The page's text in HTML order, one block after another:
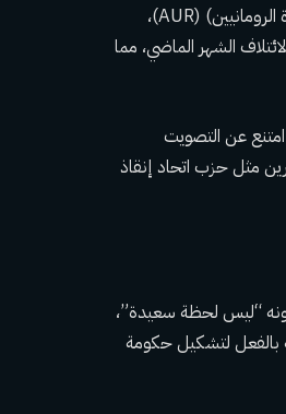
مشترك من قبل الحزب الديمقراطي الاجتماعي (PSD) وحزب المعارضة القومي (تحالف وحدة الرومانيين) (AUR)،
الشهر الماضي، مما
امتنع عن التصويت
مثل حزب اتحاد إنقاذ
كونه “ليس لحظة سعيدة”،
بالفعل لتشكيل حكومة